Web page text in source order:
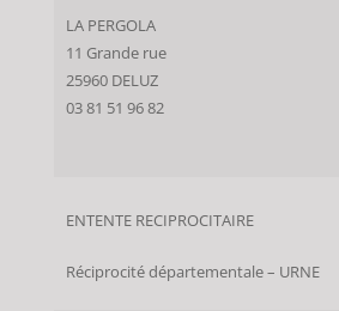
LA PERGOLA
11 Grande rue
25960 DELUZ
03 81 51 96 82
ENTENTE RECIPROCITAIRE
Réciprocité départementale – URNE